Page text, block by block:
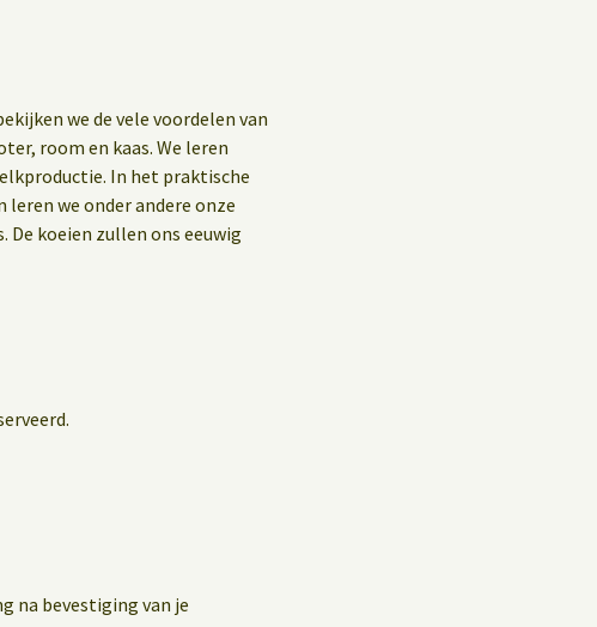
we de vele voordelen van
room en kaas. We leren
In het praktische
we onder andere onze
De koeien zullen ons eeuwig
na bevestiging van je